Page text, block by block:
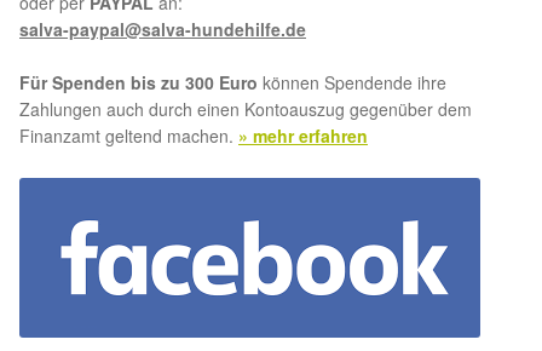
salva-paypal@salva-hundehilfe.de
Für Spenden bis zu 300 Euro können Spendende ihre
Zahlungen auch durch einen Kontoauszug gegenüber dem
Finanzamt geltend machen. » mehr erfahren